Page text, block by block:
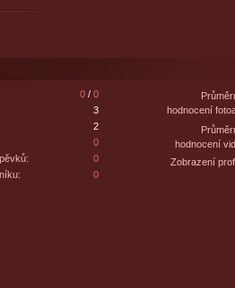
0/ 0
3
2
0
0
0
hodnocení
hodnocení
Zobrazení